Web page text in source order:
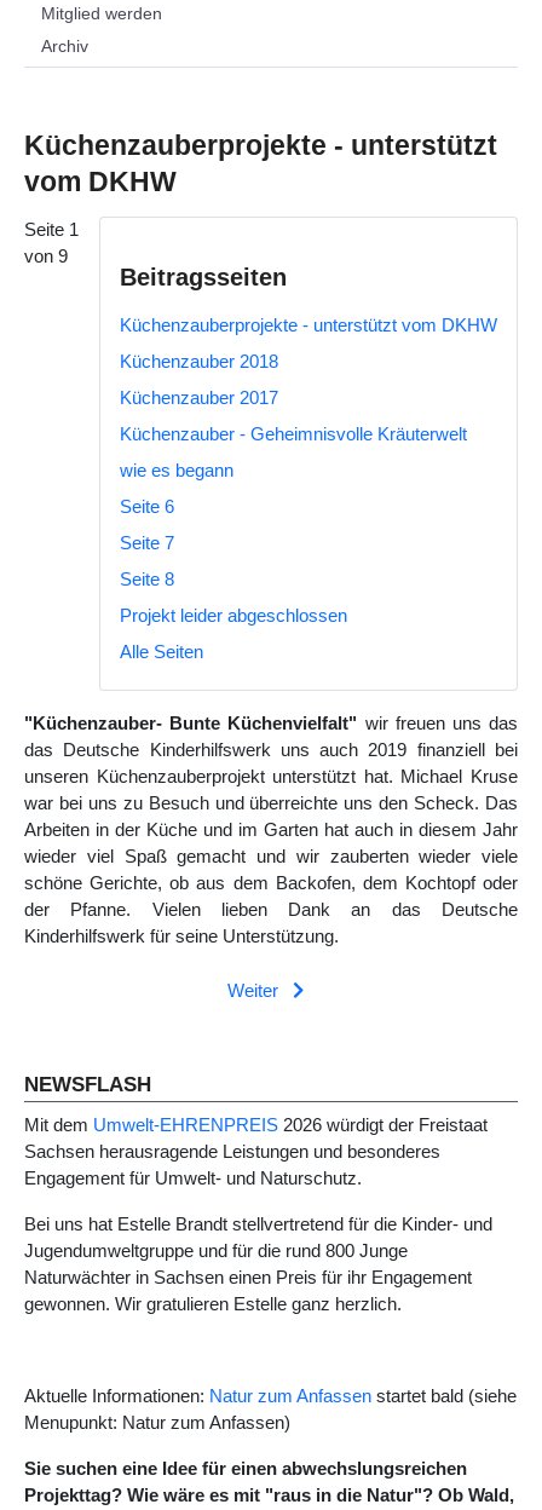
Mitglied werden
Archiv
Küchenzauberprojekte - unterstützt
vom DKHW
Beitragsseiten
Küchenzauberprojekte - unterstützt vom DKHW
Küchenzauber 2018
Küchenzauber 2017
Küchenzauber - Geheimnisvolle Kräuterwelt
wie es begann
Seite 6
Seite 7
Seite 8
Projekt leider abgeschlossen
Alle Seiten
Seite 1
von 9
"Küchenzauber- Bunte Küchenvielfalt" wir freuen uns das
das Deutsche Kinderhilfswerk uns auch 2019 finanziell bei
unseren Küchenzauberprojekt unterstützt hat. Michael Kruse
war bei uns zu Besuch und überreichte uns den Scheck. Das
Arbeiten in der Küche und im Garten hat auch in diesem Jahr
wieder viel Spaß gemacht und wir zauberten wieder viele
schöne Gerichte, ob aus dem Backofen, dem Kochtopf oder
der Pfanne. Vielen lieben Dank an das Deutsche
Kinderhilfswerk für seine Unterstützung.
Weiter
NEWSFLASH
Mit dem Umwelt-EHRENPREIS 2026 würdigt der Freistaat
Sachsen herausragende Leistungen und besonderes
Engagement für Umwelt- und Naturschutz.
Bei uns hat Estelle Brandt stellvertretend für die Kinder- und
Jugendumweltgruppe und für die rund 800 Junge
Naturwächter in Sachsen einen Preis für ihr Engagement
gewonnen. Wir gratulieren Estelle ganz herzlich.
Aktuelle Informationen: Natur zum Anfassen startet bald (siehe
Menupunkt: Natur zum Anfassen)
Sie suchen eine Idee für einen abwechslungsreichen
Projekttag? Wie wäre es mit "raus in die Natur"? Ob Wald,